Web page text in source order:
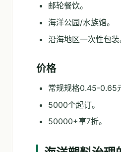
邮轮餐饮。
海洋公园/水族馆。
沿海地区一次性包装
价格
常规规格0.45-0.65
5000个起订。
50000+享7折。